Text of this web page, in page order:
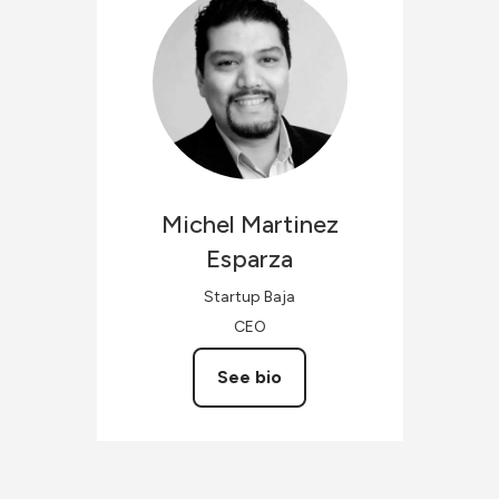
Michel Martinez
Esparza
Startup Baja
CEO
See bio